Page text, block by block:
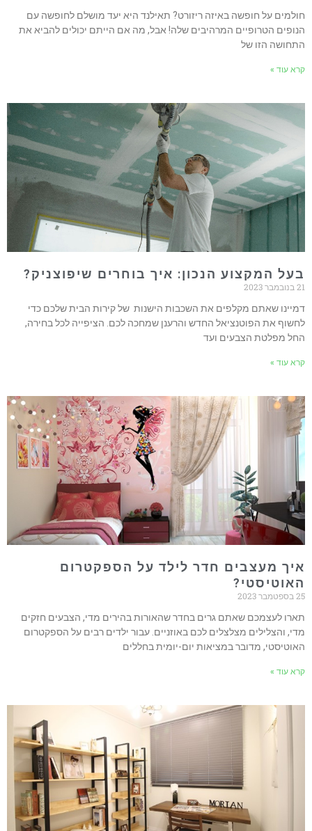
חולמים על חופשה באיזה ריזורט? תאילנד היא יעד מושלם לחופשה עם
הנופים הטרופיים המרהיבים שלה! אבל, מה אם הייתם יכולים להביא את
התחושה הזו של
קרא עוד »
בעל המקצוע הנכון: איך בוחרים שיפוצניק?
21 בנובמבר 2023
דמיינו שאתם מקלפים את השכבות הישנות של קירות הבית שלכם כדי
לחשוף את הפוטנציאל החדש והרענן שמחכה לכם. הציפייה לכל בחירה,
החל מפלטת הצבעים ועד
קרא עוד »
איך מעצבים חדר לילד על הספקטרום
האוטיסטי?
25 בספטמבר 2023
תארו לעצמכם שאתם גרים בחדר שהאורות בהירים מדי, הצבעים חזקים
מדי, והצלילים מצלצלים לכם באוזניים. עבור ילדים רבים על הספקטרום
האוטיסטי, מדובר במציאות יום-יומית בחללים
קרא עוד »